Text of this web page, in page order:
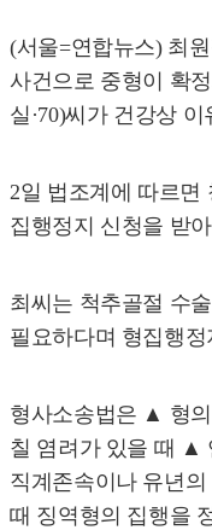
(서울=연합뉴스) 최
사건으로 중형이 확
실·70)씨가 건강상
2일 법조계에 따르면
집행정지 신청을 받
최씨는 척추골절 수
필요하다며 형집행
형사소송법은 ▲ 형
칠 염려가 있을 때 ▲
직계존속이나 유년
때 징역형의 집행을